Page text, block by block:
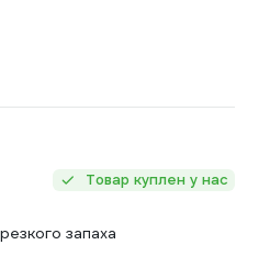
Товар куплен у нас
запаха